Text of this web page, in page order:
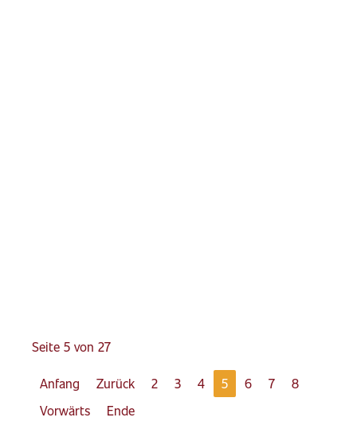
Seite 5 von 27
Anfang Zurück 2 3 4 5 6 7
8
Vorwärts
Ende